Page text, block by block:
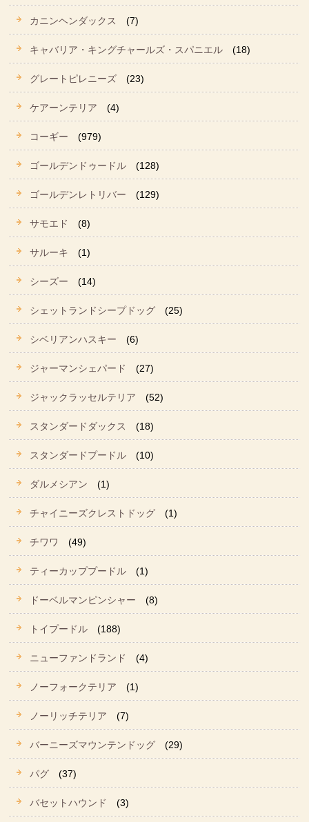
カニンヘンダックス (7)
キャバリア・キングチャールズ・スパニエル (18)
グレートピレニーズ (23)
ケアーンテリア (4)
コーギー (979)
ゴールデンドゥードル (128)
ゴールデンレトリバー (129)
サモエド (8)
サルーキ (1)
シーズー (14)
シェットランドシープドッグ (25)
シベリアンハスキー (6)
ジャーマンシェパード (27)
ジャックラッセルテリア (52)
スタンダードダックス (18)
スタンダードプードル (10)
ダルメシアン (1)
チャイニーズクレストドッグ (1)
チワワ (49)
ティーカッププードル (1)
ドーベルマンピンシャー (8)
トイプードル (188)
ニューファンドランド (4)
ノーフォークテリア (1)
ノーリッチテリア (7)
バーニーズマウンテンドッグ (29)
パグ (37)
バセットハウンド (3)